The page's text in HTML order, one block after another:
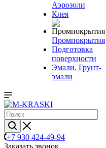
Аэрозоли
Клея
Промпокрытия
Подготовка
поверхности
Эмали. Грунт-
эмали
+7 930 424-49-94
Заказать звонок